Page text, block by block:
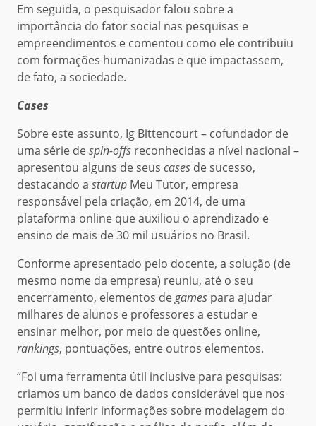
Em seguida, o pesquisador falou sobre a
importância do fator social nas pesquisas e
empreendimentos e comentou como ele contribuiu
com formações humanizadas e que impactassem,
de fato, a sociedade.
Cases
Sobre este assunto, Ig Bittencourt – cofundador de
uma série despin-offs reconhecidas a nível nacional –
apresentou alguns de seus cases de sucesso,
destacando a startup Meu Tutor, empresa
responsável pela criação, em 2014, de uma
plataforma online que auxiliou o aprendizado e
ensino de mais de 30 mil usuários no Brasil.
Conforme apresentado pelo docente, a solução (de
mesmo nome da empresa) reuniu, até o seu
encerramento, elementos degames para ajudar
milhares de alunos e professores a estudar e
ensinar melhor, por meio de questões online,
rankings, pontuações, entre outros elementos.
“Foi uma ferramenta útil inclusive para pesquisas:
criamos um banco de dados considerável que nos
permitiu inferir informações sobre modelagem do